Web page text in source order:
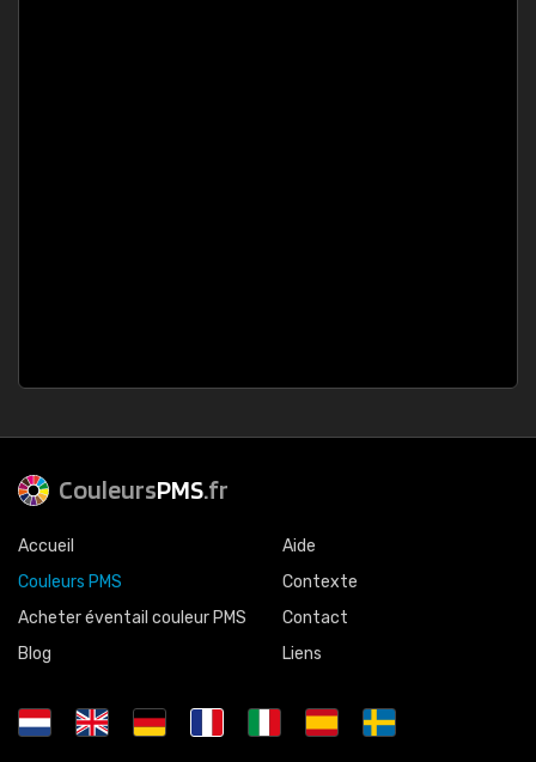
CouleursPMS.fr
Accueil
Couleurs PMS
Acheter éventail couleur PMS
Blog
Aide
Contexte
Contact
Liens